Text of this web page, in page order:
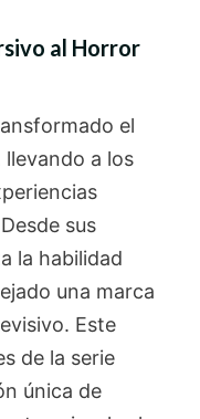
al Horror
el
a los
sus
la habilidad
una marca
Este
de la serie
única de